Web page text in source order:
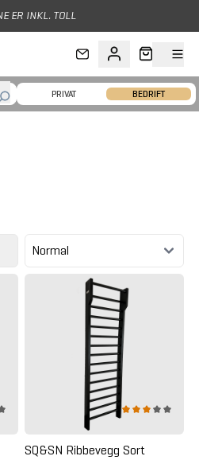
PRIVAT BEDRIFT
SQ&SN Ribbevegg Sort